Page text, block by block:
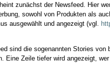
zunächst der Newsfeed. Hier
sowohl von Produkten als
ausgewählt und angezeigt (vgl.
sind die sogenannten Stories
Zeile tiefer wird angezeigt,